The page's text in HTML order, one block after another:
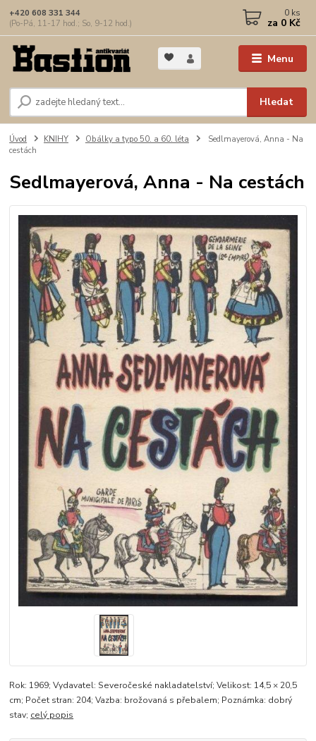
Menu
Hledat
+420 608 331 344
(Po-Pá, 11-17 hod.; So, 9-12 hod.)
0 ks
za 0 Kč
Úvod KNIHY Obálky a typo 50. a 60. léta
Sedlmayerová, Anna - Na
cestách
Sedlmayerová, Anna - Na cestách
Rok: 1969; Vydavatel: Severočeské nakladatelství; Velikost: 14,5 × 20,5
cm; Počet stran: 204; Vazba: brožovaná s přebalem; Poznámka: dobrý
stav; celý popis